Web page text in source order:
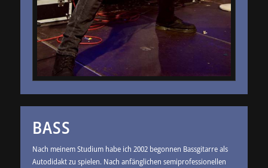
BASS
Nach meinem Studium habe ich 2002 begonnen Bassgitarre als
Autodidakt zu spielen. Nach anfänglichen semiprofessionellen